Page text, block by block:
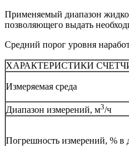
Применяемый диапазон
позволяющего выдать
Средний порог уровня
ХАРАКТЕРИСТИКИ
Измеряемая среда
Диапазон измерений, м3/ч
Погрешность измерений, % в